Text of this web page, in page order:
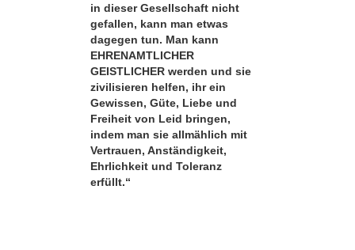
in dieser Gesellschaft nicht
gefallen, kann man etwas
dagegen tun. Man kann
EHRENAMTLICHER
GEISTLICHER werden und sie
zivilisieren helfen, ihr ein
Gewissen, Güte, Liebe und
Freiheit von Leid bringen,
indem man sie allmählich mit
Vertrauen, Anständigkeit,
Ehrlichkeit und Toleranz
erfüllt.“